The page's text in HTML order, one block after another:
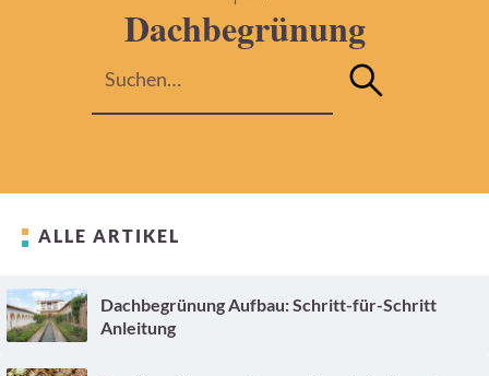
Dachbegrünung
ALLE ARTIKEL
Dachbegrünung Aufbau: Schritt-für-Schritt
Anleitung